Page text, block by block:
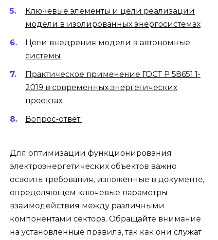
Ключевые элементы и цели реализации
модели в изолированных энергосистемах
Цели внедрения модели в автономные
системы
Практическое применение ГОСТ Р 58651.1-
2019 в современных энергетических
проектах
Вопрос-ответ:
Для оптимизации функционирования
электроэнергетических объектов важно
освоить требования, изложенные в документе,
определяющем ключевые параметры
взаимодействия между различными
компонентами сектора. Обращайте внимание
на установленные правила, так как они служат